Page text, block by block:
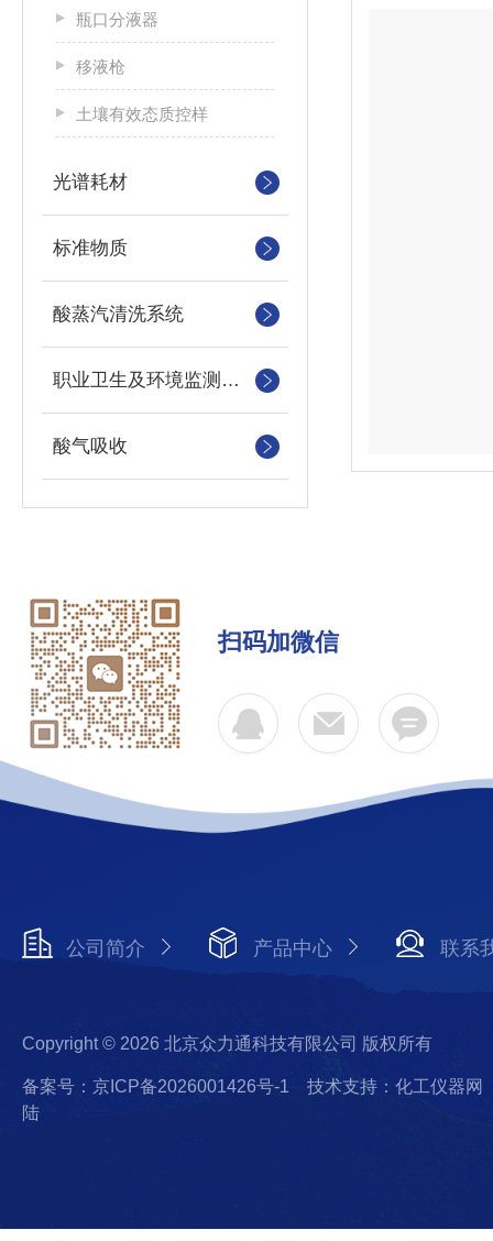
瓶口分液器
移液枪
土壤有效态质控样
光谱耗材
标准物质
酸蒸汽清洗系统
职业卫生及环境监测消耗品
酸气吸收
扫码加微信
公司简介 产品中心 联系
Copyright © 2026 北京众力通科技有限公司 版权所有
备案号：京ICP备2026001426号-1
技术支持：化工仪器网
陆